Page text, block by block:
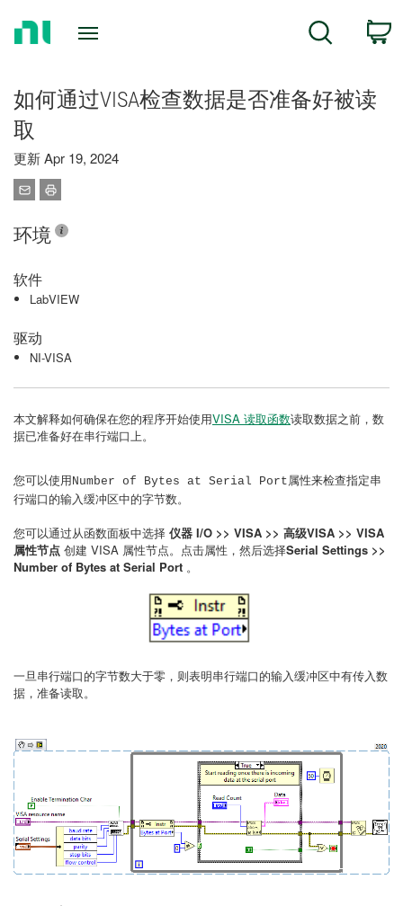
Search
如何通过VISA检查数据是否准备好被读
取
更新 Apr 19, 2024
环境
软件
LabVIEW
驱动
NI-VISA
本文解释如何确保在您的程序开始使用VISA 读取函数读取数据之前，数
据已准备好在串行端口上。
您可以使用Number of Bytes at Serial Port属性来检查指定串
行端口的输入缓冲区中的字节数。
您可以通过从函数面板中选择 仪器 I/O >> VISA >> 高级VISA >> VISA
属性节点 创建 VISA 属性节点。点击属性，然后选择Serial Settings >>
Number of Bytes at Serial Port 。
一旦串行端口的字节数大于零，则表明串行端口的输入缓冲区中有传入数
据，准备读取。